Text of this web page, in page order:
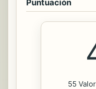
Puntuación
55